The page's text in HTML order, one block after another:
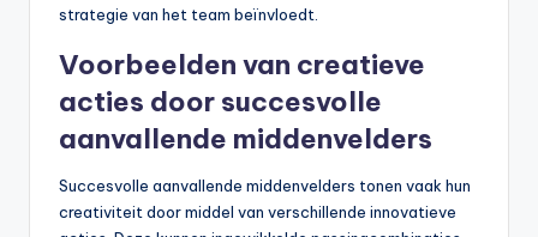
strategie van het team beïnvloedt.
Voorbeelden van creatieve
acties door succesvolle
aanvallende middenvelders
Succesvolle aanvallende middenvelders tonen vaak hun
creativiteit door middel van verschillende innovatieve